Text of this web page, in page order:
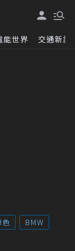
能世界 交通新訊
色
BMW